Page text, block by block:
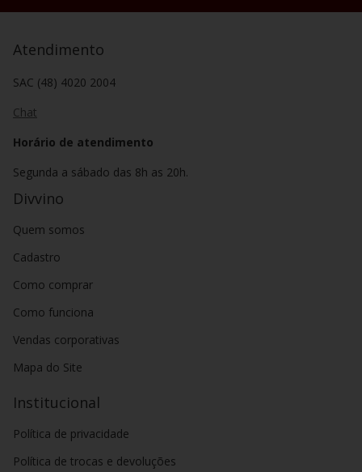
Atendimento
SAC (48) 4020 2004
Chat
Horário de atendimento
Segunda a sábado das 8h as 20h.
Divvino
Quem somos
Cadastro
Como comprar
Como funciona
Vendas corporativas
Mapa do Site
Institucional
Política de privacidade
Política de trocas e devoluções